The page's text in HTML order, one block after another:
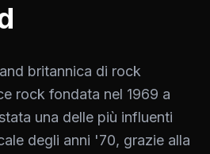
britannica di rock
rock fondata nel 1969 a
una delle più influenti
degli anni '70, grazie alla